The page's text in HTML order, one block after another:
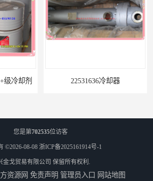
级冷却剂 22531636冷却器
您是第702535位访客
©2026-08-08 浙ICP备2025161914号-1
金戈贸易有限公司 保留所有权利.
资源网 免责声明 管理员入口 网站地图